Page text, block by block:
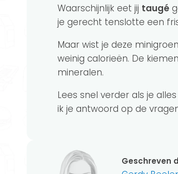
Waarschijnlijk eet jij taugé
je gerecht tenslotte een
Maar wist je deze
weinig calorieën. De
mineralen.
Lees snel verder als je
ik je antwoord op de
Geschreven